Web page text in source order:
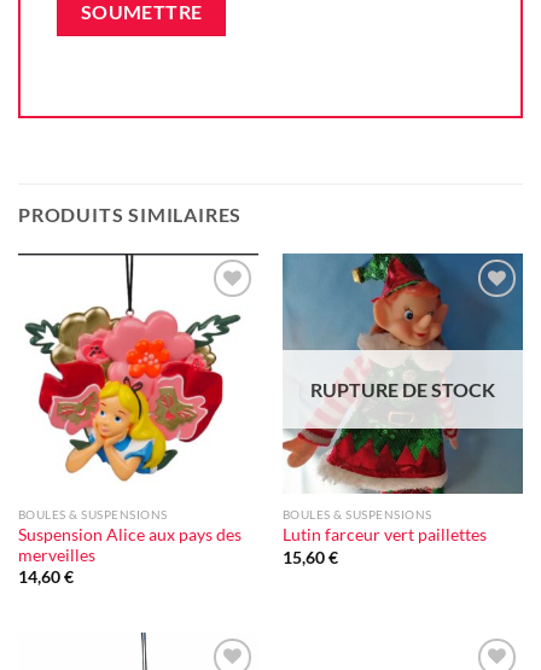
PRODUITS SIMILAIRES
Ajouter
à la liste
d'envie
BOULES & SUSPENSIONS
Suspension Alice aux pays des
merveilles
14,60€
d'envie
RUPTURE DE STOCK
BOULES & SUSPENSIONS
Lutin farceur vert paillettes
15,60€